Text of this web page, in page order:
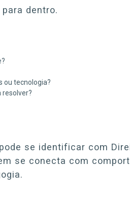
dentro.
ou tecnologia?
resolver?
se identificar com
se conecta com